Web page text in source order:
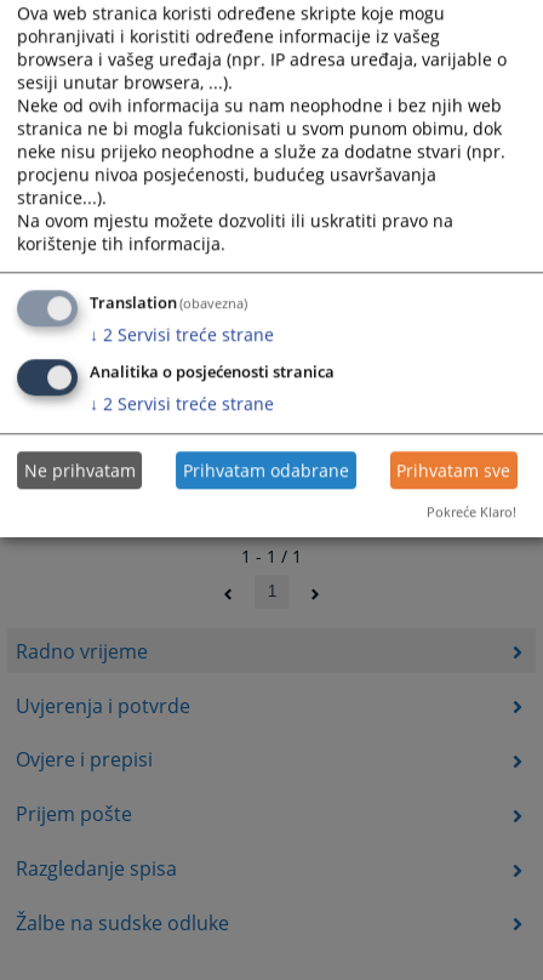
Radno vrijeme
Uvjerenja i potvrde
Ovjere i prepisi
Prijem pošte
Razgledanje spisa
Žalbe na sudske odluke
1 - 1 / 1
1
Ova web stranica koristi određene skripte koje mogu
pohranjivati i koristiti određene informacije iz vašeg
browsera i vašeg uređaja (npr. IP adresa uređaja, varijable o
sesiji unutar browsera, ...).
Neke od ovih informacija su nam neophodne i bez njih web
stranica ne bi mogla fukcionisati u svom punom obimu, dok
neke nisu prijeko neophodne a služe za dodatne stvari (npr.
procjenu nivoa posjećenosti, budućeg usavršavanja
stranice...).
Na ovom mjestu možete dozvoliti ili uskratiti pravo na
korištenje tih informacija.
Translation(obavezna)
↓ 2 Servisi treće strane
Analitika o posjećenosti stranica
↓ 2 Servisi treće strane
Ne prihvatam Prihvatam odabrane Prihvatam sve
Pokreće Klaro!